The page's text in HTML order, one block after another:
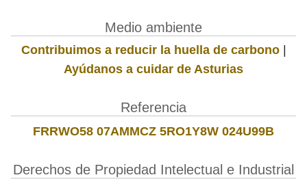
Medio ambiente
Contribuimos a reducir la huella de carbono|
Ayúdanos a cuidar de Asturias
Referencia
FRRWO58 07AMMCZ 5RO1Y8W 024U99B
Derechos de Propiedad Intelectual e Industrial